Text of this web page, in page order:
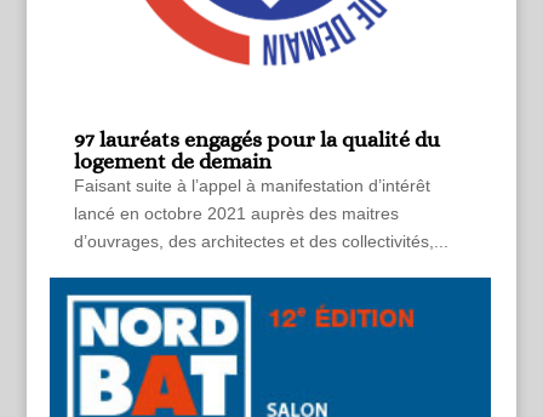
97 lauréats engagés pour la qualité du
logement de demain
Faisant suite à l’appel à manifestation d’intérêt
lancé en octobre 2021 auprès des maitres
d’ouvrages, des architectes et des collectivités,...